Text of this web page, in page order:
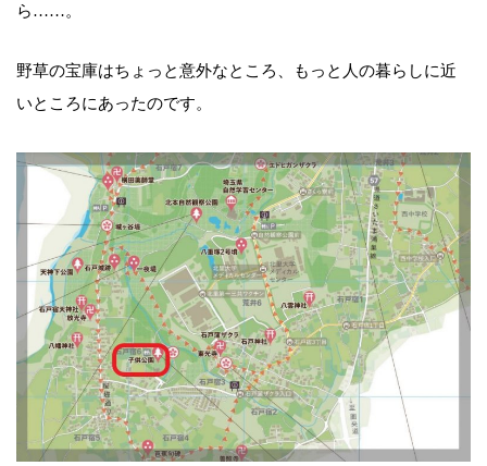
ら……。
野草の宝庫はちょっと意外なところ、もっと人の暮らしに近
いところにあったのです。